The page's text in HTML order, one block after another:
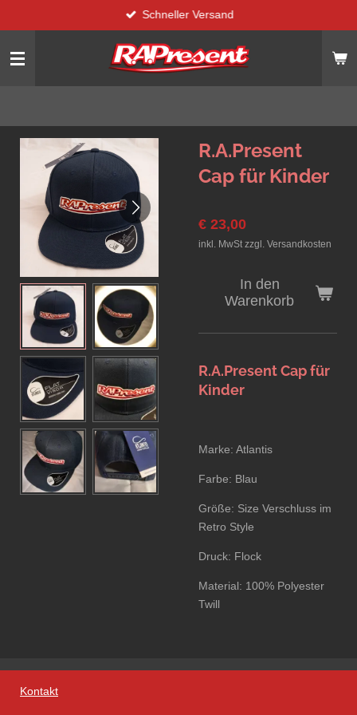
Hauptinhalt
springen
Schneller Versand
R.A.Present
Cap für Kinder
€ 23,00
inkl. MwSt zzgl. Versandkosten
In den
Warenkorb
R.A.Present Cap für
Kinder
Marke: Atlantis
Farbe: Blau
Größe: Size Verschluss im
Retro Style
Druck: Flock
Material: 100% Polyester
Twill
Kontakt